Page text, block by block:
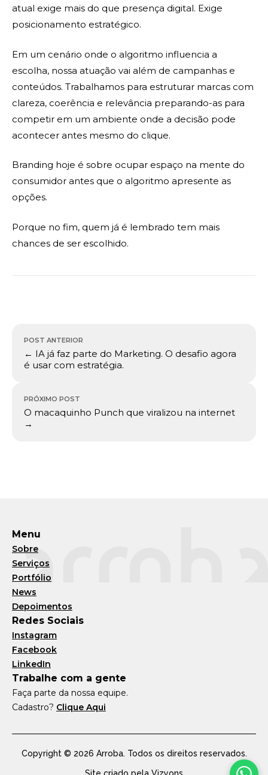
atual exige mais do que presença digital. Exige
posicionamento estratégico.
Em um cenário onde o algoritmo influencia a
escolha, nossa atuação vai além de campanhas e
conteúdos. Trabalhamos para estruturar marcas com
clareza, coerência e relevância preparando-as para
competir em um ambiente onde a decisão pode
acontecer antes mesmo do clique.
Branding hoje é sobre ocupar espaço na mente do
consumidor antes que o algoritmo apresente as
opções.
Porque no fim, quem já é lembrado tem mais
chances de ser escolhido.
de
Post
POST ANTERIOR
← IA já faz parte do Marketing. O desafio agora
é usar com estratégia.
PRÓXIMO POST
O macaquinho Punch que viralizou na internet
→
Menu
Sobre
Serviços
Portfólio
News
Depoimentos
Redes Sociais
Instagram
Facebook
LinkedIn
Trabalhe com a gente
Faça parte da nossa equipe.
Cadastro? Clique Aqui
Copyright © 2026 Arroba. Todos os direitos reservados.
Site criado pela Vizyons